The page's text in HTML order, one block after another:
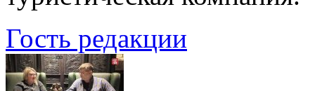
Гость редакции